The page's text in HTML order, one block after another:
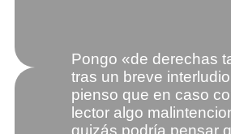
Pongo «de derechas
tras un breve
pienso que en caso
lector algo